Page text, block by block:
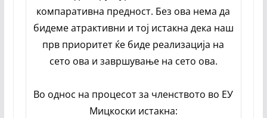
компаративна предност. Без ова нема да
бидеме атрактивни и тој истакна дека наш
прв приоритет ќе биде реализација на
сето ова и завршување на сето ова.
Во однос на процесот за членството во ЕУ
Мицкоски истакна: